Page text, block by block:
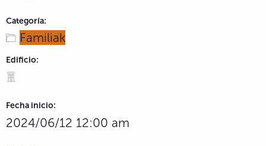
Categoría:
Familiak
Edificio:
Fecha inicio:
2024/06/12 12:00 am